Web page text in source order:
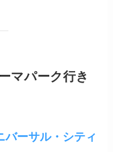
マパーク行き
バーサル・シティ